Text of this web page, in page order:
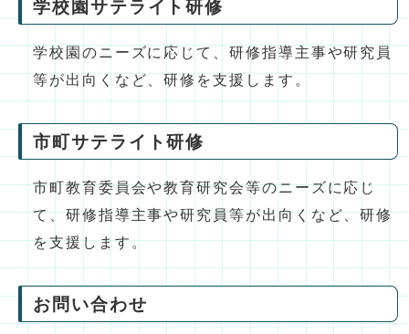
学校園サテライト研修
学校園のニーズに応じて、研修指導主事や研究員
等が出向くなど、研修を支援します。
市町サテライト研修
市町教育委員会や教育研究会等のニーズに応じ
て、研修指導主事や研究員等が出向くなど、研修
を支援します。
お問い合わせ